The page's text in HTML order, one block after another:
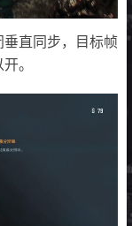
直同步，目标帧
。